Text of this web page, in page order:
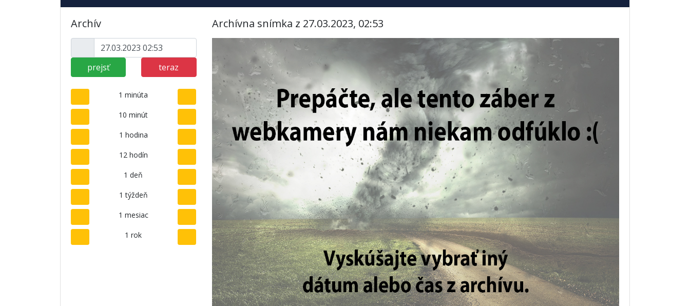
Archív
prejsť teraz
1 minúta
10 minút
1 hodina
12 hodín
1 deň
1 týždeň
1 mesiac
1 rok
Archívna snímka z 27.03.2023, 02:53